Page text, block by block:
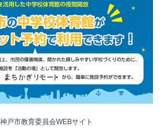
神戸市教育委員会WEBサイト